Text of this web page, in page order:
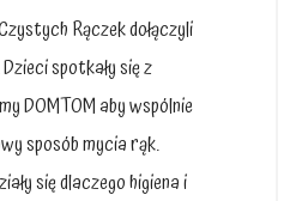
Rączek dołączyli
spotkały się z
DOMTOM aby wspólnie
sposób mycia rąk.
się dlaczego higiena i